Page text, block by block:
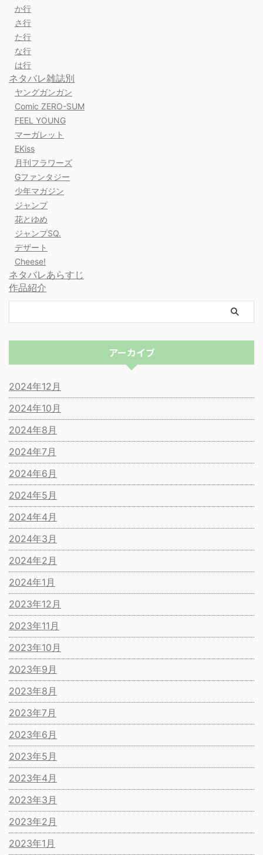
か行
さ行
た行
な行
は行
ネタバレ雑誌別
ヤングガンガン
Comic ZERO-SUM
FEEL YOUNG
マーガレット
EKiss
月刊フラワーズ
Gファンタジー
少年マガジン
ジャンプ
花とゆめ
ジャンプSQ.
デザート
Cheese!
ネタバレあらすじ
作品紹介
アーカイブ
2024年12月
2024年10月
2024年8月
2024年7月
2024年6月
2024年5月
2024年4月
2024年3月
2024年2月
2024年1月
2023年12月
2023年11月
2023年10月
2023年9月
2023年8月
2023年7月
2023年6月
2023年5月
2023年4月
2023年3月
2023年2月
2023年1月